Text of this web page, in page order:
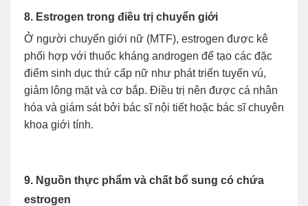
8. Estrogen trong điều trị chuyển giới
Ở người chuyển giới nữ (MTF), estrogen được kê
phối hợp với thuốc kháng androgen để tạo các đặc
điểm sinh dục thứ cấp nữ như phát triển tuyến vú,
giảm lông mặt và cơ bắp. Điều trị nên được cá nhân
hóa và giám sát bởi bác sĩ nội tiết hoặc bác sĩ chuyên
khoa giới tính.
9. Nguồn thực phẩm và chất bổ sung có chứa
estrogen